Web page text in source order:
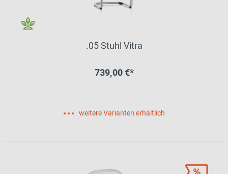
.05 Stuhl Vitra
739,00 €*
weitere Varianten erhältlich